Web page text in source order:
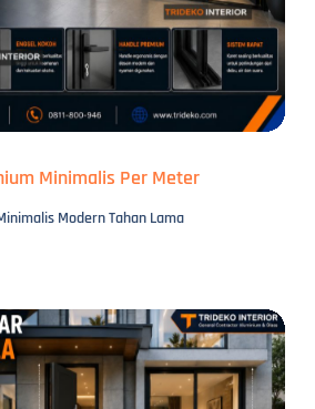
Minimalis Per Meter
Modern Tahan Lama